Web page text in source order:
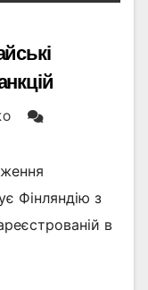
Фінляндію з
в